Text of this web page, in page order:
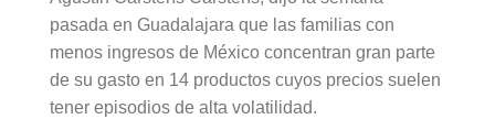
pasada en Guadalajara que las familias con
menos ingresos de México concentran gran parte
de su gasto en 14 productos cuyos precios suelen
tener episodios de alta volatilidad.